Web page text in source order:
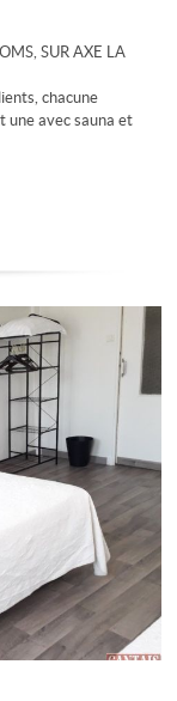
SUR AXE LA
chacune
une avec sauna et